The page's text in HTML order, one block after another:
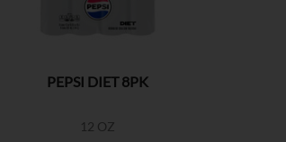
PEPSI DIET 8PK
12 OZ